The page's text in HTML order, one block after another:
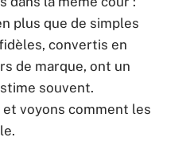
plus que de simples
convertis en
de marque, ont un
souvent.
voyons comment les